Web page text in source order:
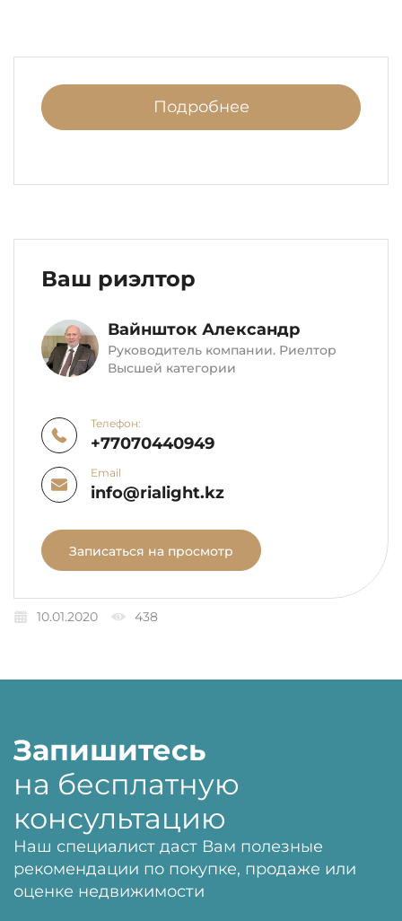
Подробнее
Ваш риэлтор
Вайншток Александр
Руководитель компании. Риелтор
Высшей категории
Телефон:
+77070440949
Email
info@rialight.kz
Записаться на просмотр
10.01.2020 438
Запишитесь
на бесплатную
консультацию
Наш специалист даст Вам полезные
рекомендации по покупке, продаже или
оценке недвижимости